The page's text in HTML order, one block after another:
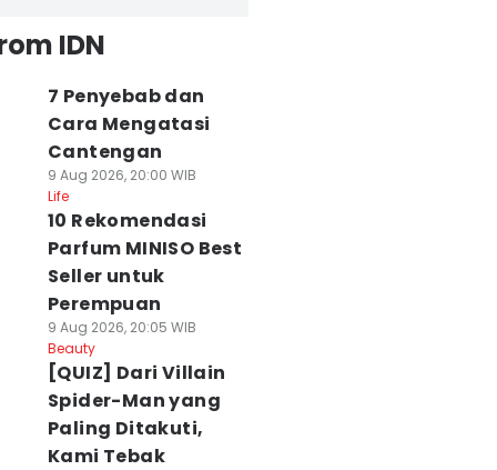
IDN
7 Penyebab dan
Cara Mengatasi
Cantengan
9 Aug 2026, 20:00 WIB
Life
10 Rekomendasi
Parfum MINISO Best
Seller untuk
Perempuan
9 Aug 2026, 20:05 WIB
Beauty
[QUIZ] Dari Villain
Spider-Man yang
Paling Ditakuti,
Kami Tebak